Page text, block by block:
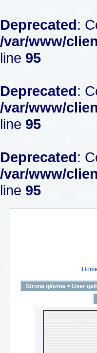
Deprecated:
/var/www/
line 95
Deprecated:
/var/www/
line 95
Deprecated:
/var/www/
line 95
Strona główna > User